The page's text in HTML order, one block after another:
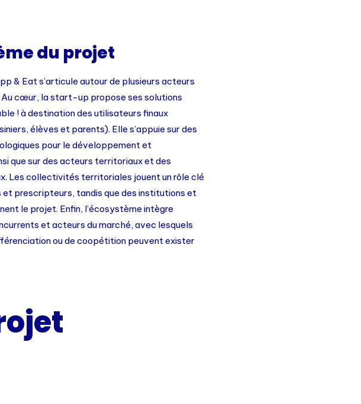
du projet
& Eat s’articule autour de plusieurs acteurs
cœur, la start-up propose ses solutions
! à destination des utilisateurs finaux
élèves et parents). Elle s’appuie sur des
pour le développement et
que sur des acteurs territoriaux et des
Les collectivités territoriales jouent un rôle clé
et prescripteurs, tandis que des institutions et
le projet. Enfin, l’écosystème intègre
et acteurs du marché, avec lesquels
ou de coopétition peuvent exister